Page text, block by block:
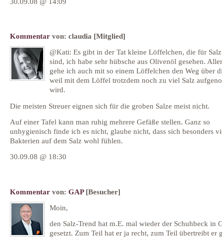
Kommentar von: claudia [Mitglied]
@Kati: Es gibt in der Tat kleine Löffelchen, die für
sind, ich habe sehr hübsche aus Olivenöl gesehen.
gehe ich auch mit so einem Löffelchen den Weg über
weil mit dem Löffel trotzdem noch zu viel Salz
wird.
Die meisten Streuer eignen sich für die groben Salze meist nicht.
Auf einer Tafel kann man ruhig mehrere Gefäße stellen. Ganz so
unhygienisch finde ich es nicht, glaube nicht, dass sich besonders
Bakterien auf dem Salz wohl fühlen.
30.09.08 @ 18:30
Kommentar von: GAP [Besucher]
Moin,
den Salz-Trend hat m.E. mal wieder der Schuhbeck in
gesetzt. Zum Teil hat er ja recht, zum Teil übertreibt er